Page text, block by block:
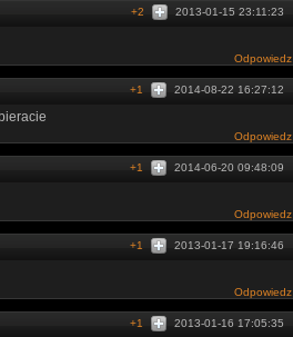
2013-01-15 23:11:23
+2
Odpowiedz
2014-08-22 16:27:12
+1
Odpowiedz
2014-06-20 09:48:09
+1
Odpowiedz
2013-01-17 19:16:46
+1
Odpowiedz
2013-01-16 17:05:35
+1